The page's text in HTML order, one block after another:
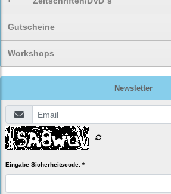
Gutscheine
Workshops
Newsletter
Eingabe Sicherheitscode: *